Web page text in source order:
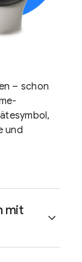
– schon
und
mit